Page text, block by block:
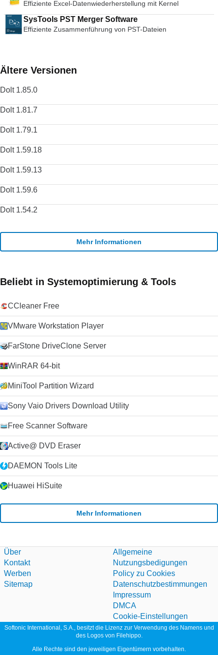
es ist sowohl einfach als auch praktisch. Die Tastaturkürzel
sind ähnlich wie bei anderen Browsern, die verfügbaren
Optionen sind vielfältig und die Kurzwahlschnittstelle ist
Sie sein. Suchen Sie nach der Mac-Version von Opera? Hier
für alternative Browser an, wenn Sie nach etwas anderem
des VNC-Viewers? Hier herunterladen
Effiziente Excel-Datenwiederherstellung mit Kernel
SysTools PST Merger Software
Effiziente Zusammenführung von PST-Dateien
Ältere Versionen
Dolt 1.85.0
Dolt 1.81.7
Dolt 1.79.1
Dolt 1.59.18
Dolt 1.59.13
Dolt 1.59.6
Dolt 1.54.2
Mehr Informationen
Beliebt in Systemoptimierung & Tools
CCleaner Free
VMware Workstation Player
FarStone DriveClone Server
WinRAR 64-bit
MiniTool Partition Wizard
Sony Vaio Drivers Download Utility
Free Scanner Software
Active@ DVD Eraser
DAEMON Tools Lite
Huawei HiSuite
Mehr Informationen
Über
Kontakt
Werben
Sitemap
Allgemeine
Nutzungsbedigungen
Policy zu Cookies
Datenschutzbestimmungen
Impressum
DMCA
Cookie-Einstellungen
Softonic International, S.A., besitzt die Lizenz zur Verwendung des Namens und
des Logos von Filehippo.
Alle Rechte sind den jeweiligen Eigentümern vorbehalten.